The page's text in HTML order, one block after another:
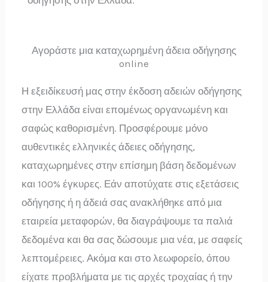
Αγοράστε μια καταχωρημένη άδεια οδήγησης
online
Η εξειδίκευσή μας στην έκδοση αδειών οδήγησης
στην Ελλάδα είναι επομένως οργανωμένη και
σαφώς καθορισμένη. Προσφέρουμε μόνο
αυθεντικές ελληνικές άδειες οδήγησης,
καταχωρημένες στην επίσημη βάση δεδομένων
και 100% έγκυρες. Εάν αποτύχατε στις εξετάσεις
οδήγησης ή η άδειά σας ανακλήθηκε από μια
εταιρεία μεταφορών, θα διαγράψουμε τα παλιά
δεδομένα και θα σας δώσουμε μια νέα, με σαφείς
λεπτομέρειες. Ακόμα και στο λεωφορείο, όπου
είχατε προβλήματα με τις αρχές τροχαίας ή την